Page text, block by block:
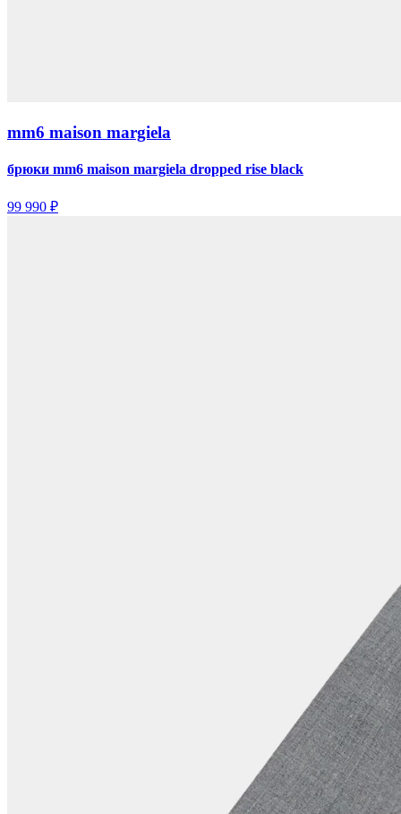
mm6 maison margiela
брюки mm6 maison margiela dropped rise black
99 990 ₽